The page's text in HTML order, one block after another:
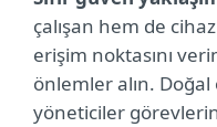
çalışan hem de
erişim noktasını
önlemler alın.
yöneticiler